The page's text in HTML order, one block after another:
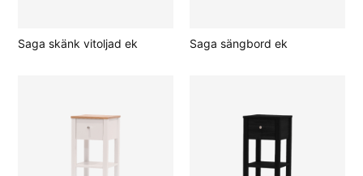
Saga skänk vitoljad ek Saga sängbord ek